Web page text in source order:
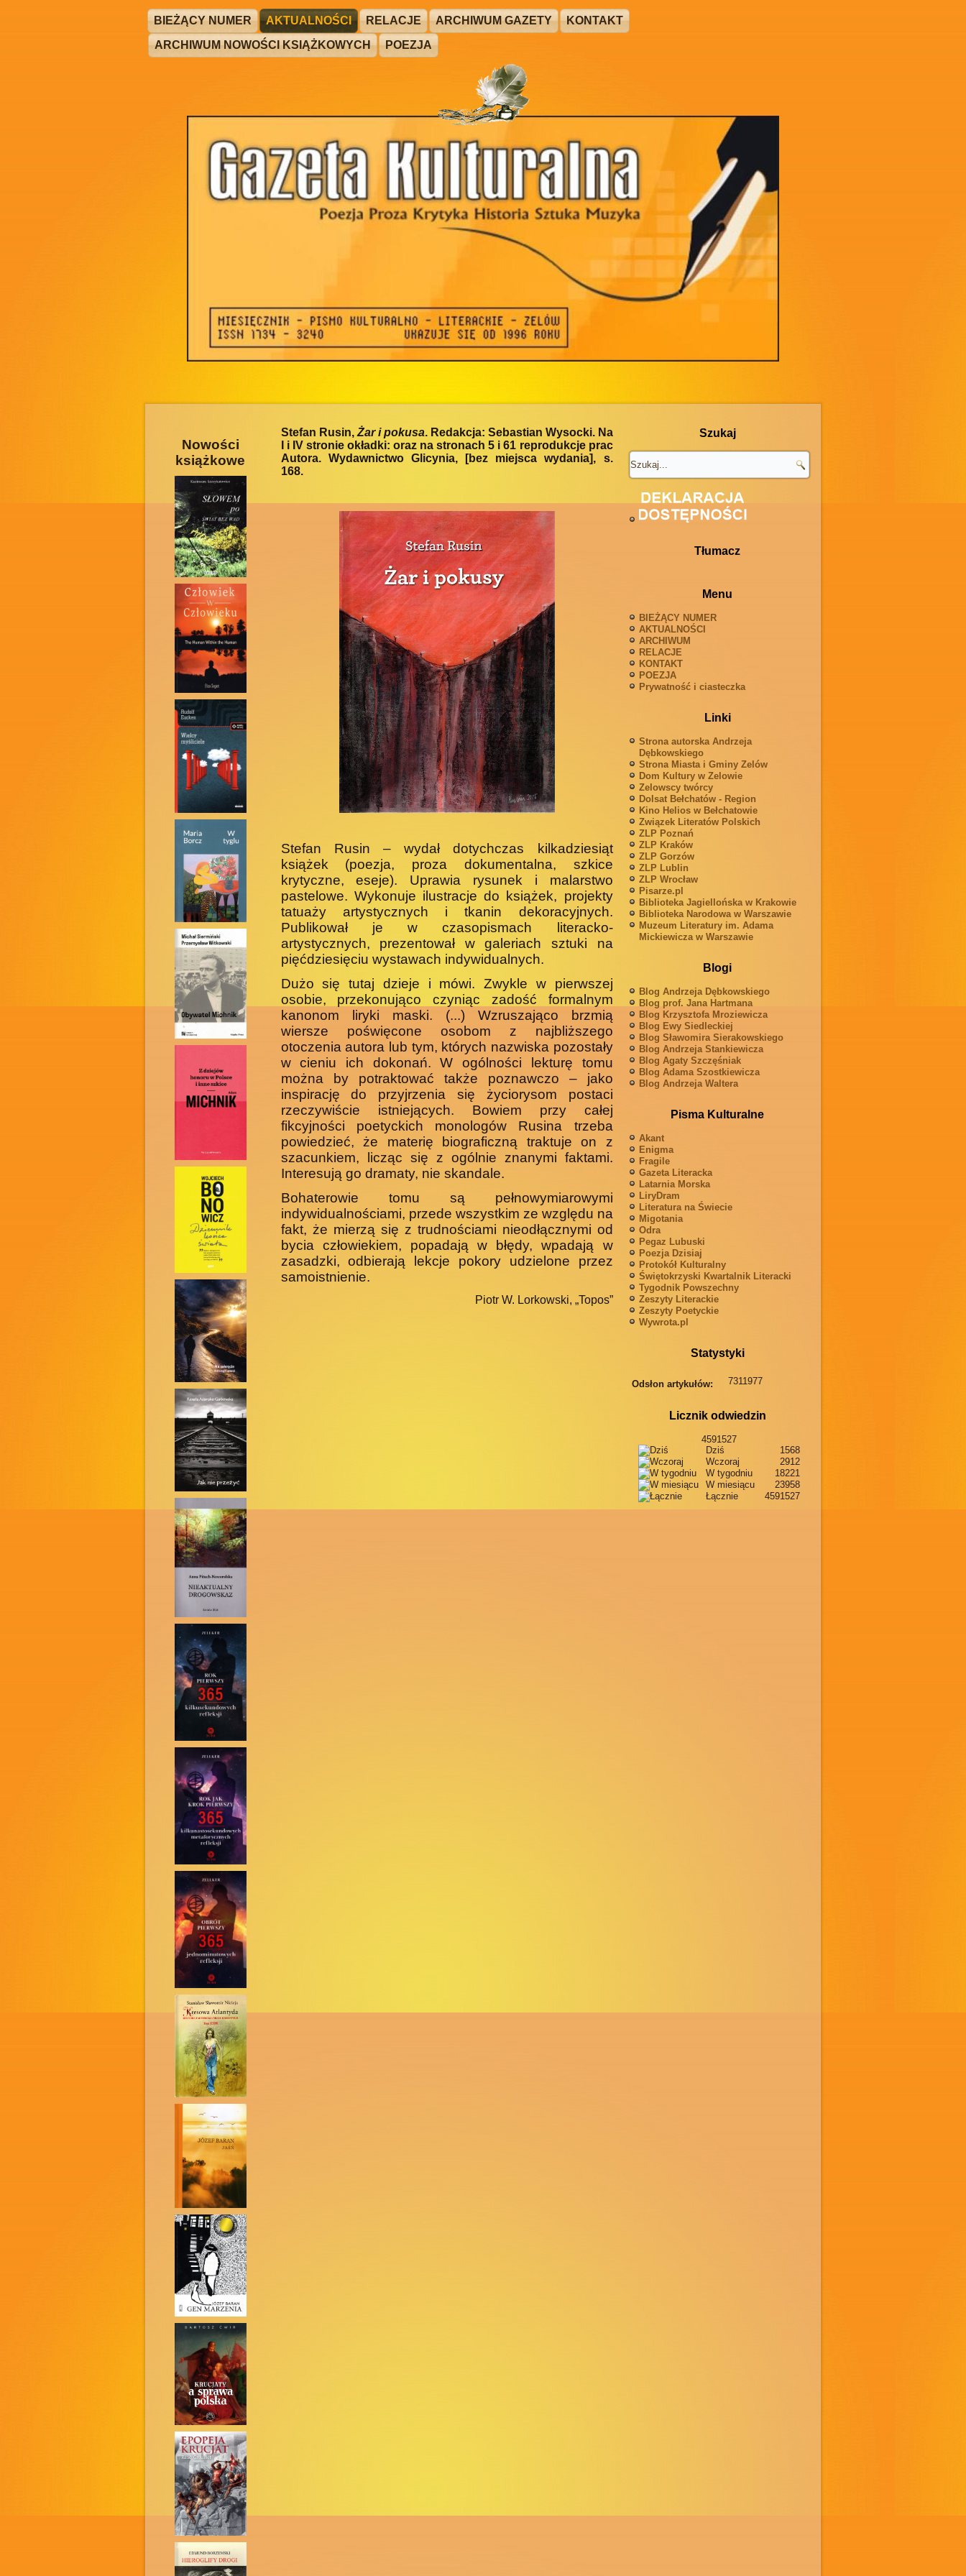
BIEŻĄCY NUMER AKTUALNOŚCI RELACJE ARCHIWUM GAZETY
KONTAKT
ARCHIWUM NOWOŚCI KSIĄŻKOWYCH
POEZJA
Nowości
książkowe
Stefan Rusin, Żar i pokusa. Redakcja: Sebastian Wysocki. Na
I i IV stronie okładki: oraz na stronach 5 i 61 reprodukcje prac
Autora. Wydawnictwo Glicynia, [bez miejsca wydania], s.
168.
Stefan Rusin – wydał dotychczas kilkadzie­siąt
książek (poezja, proza dokumentalna, szkice
krytyczne, eseje). Uprawia rysunek i malarstwo
pastelowe. Wykonuje ilustra­cje do książek, projekty
tatuaży artystycz­nych i tkanin dekoracyjnych.
Publikował je w czasopismach literacko-
artystycznych, prezentował w galeriach sztuki na
pięćdzie­sięciu wystawach indywidualnych.
Dużo się tutaj dzieje i mówi. Zwykle w pierwszej
osobie, przekonująco czyniąc zadość formalnym
kanonom liryki maski. (...) Wzruszająco brzmią
wiersze poświęco­ne osobom z najbliższego
otoczenia autora lub tym, których nazwiska pozostały
w cie­niu ich dokonań. W ogólności lekturę tomu
można by potraktować także poznawczo – jako
inspirację do przyjrzenia się życio­rysom postaci
rzeczywiście istniejących. Bowiem przy całej
fikcyjności poetyckich monologów Rusina trzeba
powiedzieć, że materię biograficzną traktuje on z
szacun­kiem, licząc się z ogólnie znanymi faktami.
Interesują go dramaty, nie skandale.
Bohaterowie tomu są pełnowymiarowymi
indywidualnościami, przede wszystkim ze względu na
fakt, że mierzą się z trudnościa­mi nieodłącznymi od
bycia człowiekiem, popadają w błędy, wpadają w
zasadzki, odbierają lekcje pokory udzielone przez
samoistnienie.
Piotr W. Lorkowski, „Topos”
Szukaj
Tłumacz
Menu
BIEŻĄCY NUMER
AKTUALNOŚCI
ARCHIWUM
RELACJE
KONTAKT
POEZJA
Prywatność i ciasteczka
Linki
Strona autorska Andrzeja
Dębkowskiego
Strona Miasta i Gminy Zelów
Dom Kultury w Zelowie
Zelowscy twórcy
Dolsat Bełchatów - Region
Kino Helios w Bełchatowie
Związek Literatów Polskich
ZLP Poznań
ZLP Kraków
ZLP Gorzów
ZLP Lublin
ZLP Wrocław
Pisarze.pl
Biblioteka Jagiellońska w Krakowie
Biblioteka Narodowa w Warszawie
Muzeum Literatury im. Adama
Mickiewicza w Warszawie
Blogi
Blog Andrzeja Dębkowskiego
Blog prof. Jana Hartmana
Blog Krzysztofa Mroziewicza
Blog Ewy Siedleckiej
Blog Sławomira Sierakowskiego
Blog Andrzeja Stankiewicza
Blog Agaty Szczęśniak
Blog Adama Szostkiewicza
Blog Andrzeja Waltera
Pisma Kulturalne
Akant
Enigma
Fragile
Gazeta Literacka
Latarnia Morska
LiryDram
Literatura na Świecie
Migotania
Odra
Pegaz Lubuski
Poezja Dzisiaj
Protokół Kulturalny
Świętokrzyski Kwartalnik Literacki
Tygodnik Powszechny
Zeszyty Literackie
Zeszyty Poetyckie
Wywrota.pl
Statystyki
Odsłon artykułów: 7311977
Licznik odwiedzin
4591527
Dziś
1568
Wczoraj
2912
W tygodniu
18221
W miesiącu
23958
Łącznie
4591527